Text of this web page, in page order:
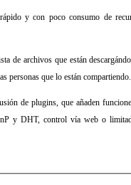
y con poco consumo de
de archivos que están
personas que lo están compartiendo.
de plugins, que añaden
y DHT, control vía web o